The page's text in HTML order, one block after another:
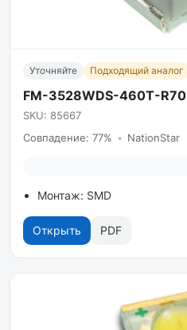
Уточняйте Подходящий аналог
FM-3528WDS-460T-R70
SKU: 85667
Совпадение: 77% • NationStar
Монтаж: SMD
Открыть PDF